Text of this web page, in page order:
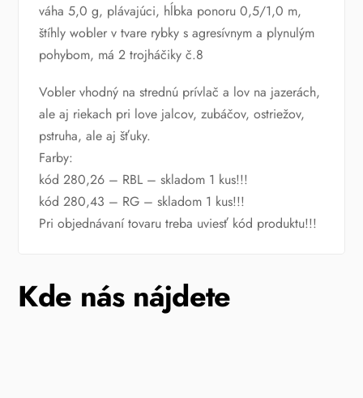
váha 5,0 g, plávajúci, hĺbka ponoru 0,5/1,0 m,
štíhly wobler v tvare rybky s agresívnym a plynulým
pohybom, má 2 trojháčiky č.8
Vobler vhodný na strednú prívlač a lov na jazerách,
ale aj riekach pri love jalcov, zubáčov, ostriežov,
pstruha, ale aj šťuky.
Farby:
kód 280,26 – RBL – skladom 1 kus!!!
kód 280,43 – RG – skladom 1 kus!!!
Pri objednávaní tovaru treba uviesť kód produktu!!!
Kde nás nájdete